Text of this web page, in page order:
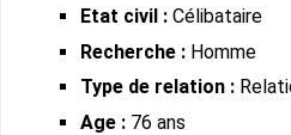
Etat civil : Célibataire
Recherche : Homme
Type de relation :
Age : 76 ans